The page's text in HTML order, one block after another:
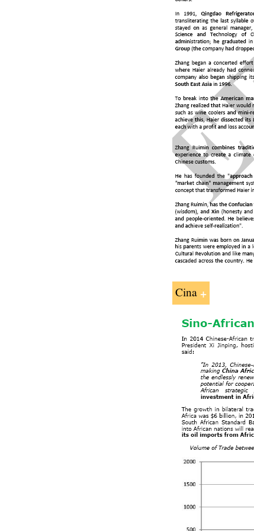
Cina
Pengantar
Agama di Cina:
Ekonomi
Studi kasus:
- Perusahaan
- Zhang
Tiongkok: